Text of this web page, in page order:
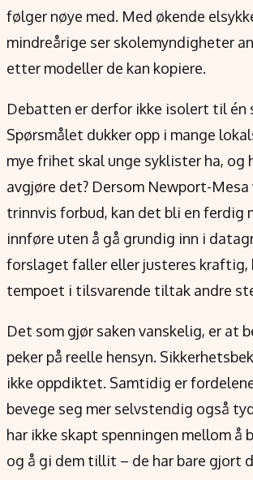
følger nøye med. Med økende
mindreårige ser skolemyndigheter
etter modeller de kan kopiere.
Debatten er derfor ikke isolert til én
Spørsmålet dukker opp i mange
mye frihet skal unge syklister ha, og
avgjøre det? Dersom Newport-
trinnvis forbud, kan det bli en ferdig
innføre uten å gå grundig inn i
forslaget faller eller justeres kraftig,
tempoet i tilsvarende tiltak andre
Det som gjør saken vanskelig, er at
peker på reelle hensyn.
ikke oppdiktet. Samtidig er
bevege seg mer selvstendig også
har ikke skapt spenningen mellom å
og å gi dem tillit – de har bare gjort